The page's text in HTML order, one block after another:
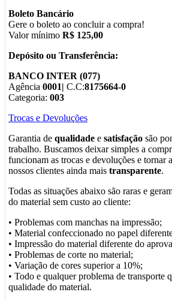
Boleto Bancário
Gere o boleto ao concluir a compra!
Valor mínimo R$ 125,00
Depósito ou Transferência:
BANCO INTER (077)
Agência 0001| C.C:8175664-0
Categoria: 003
Trocas e Devoluções
Garantia de qualidade e satisfação são
trabalho. Buscamos deixar simples a
funcionam as trocas e devoluções e tornar a
nossos clientes ainda mais transparente.
Todas as situações abaixo são raras e
do material sem custo ao cliente:
• Problemas com manchas na impressão;
• Material confeccionado no papel
• Impressão do material diferente do
• Problemas de corte no material;
• Variação de cores superior a 10%;
• Todo e qualquer problema de transporte
qualidade do material.